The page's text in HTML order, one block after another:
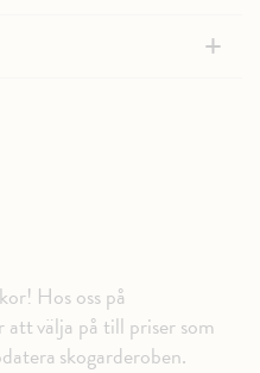
+
Hos oss på
välja på till priser som
skogarderoben.